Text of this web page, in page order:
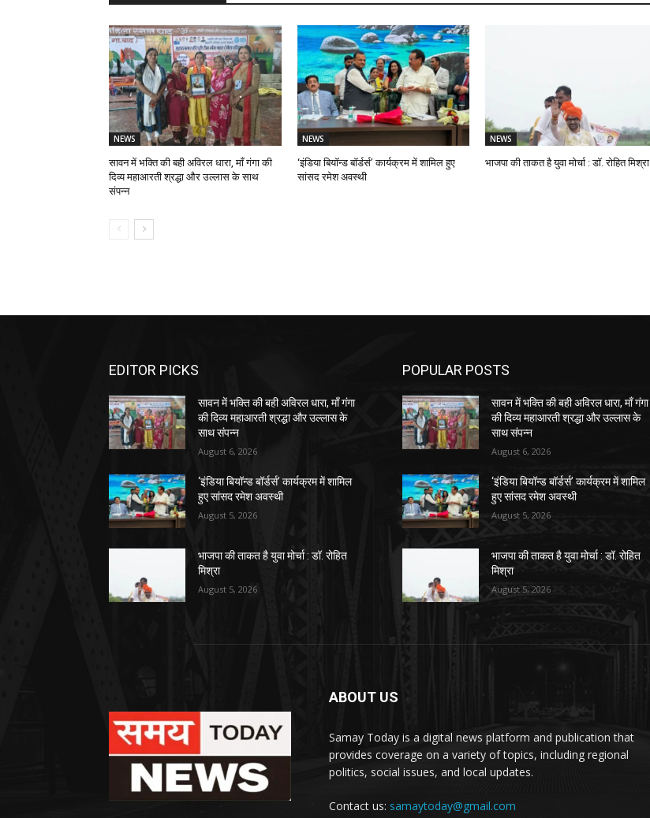
NEWS
सावन में भक्ति की बही अविरल धारा, माँ गंगा की
दिव्य महाआरती श्रद्धा और उल्लास के साथ
संपन्न
NEWS
‘इंडिया बियॉन्ड बॉर्डर्स’ कार्यक्रम में शामिल हुए
सांसद रमेश अवस्थी
NEWS
भाजपा की ताकत है युवा मोर्चा : डॉ. रोहित मिश्रा
EDITOR PICKS
सावन में भक्ति की बही अविरल धारा, माँ गंगा
की दिव्य महाआरती श्रद्धा और उल्लास के
साथ संपन्न
August 6, 2026
‘इंडिया बियॉन्ड बॉर्डर्स’ कार्यक्रम में शामिल
हुए सांसद रमेश अवस्थी
August 5, 2026
भाजपा की ताकत है युवा मोर्चा : डॉ. रोहित
मिश्रा
August 5, 2026
POPULAR POSTS
सावन में भक्ति की बही अविरल धारा, माँ गंगा
की दिव्य महाआरती श्रद्धा और उल्लास के
साथ संपन्न
August 6, 2026
‘इंडिया बियॉन्ड बॉर्डर्स’ कार्यक्रम में शामिल
हुए सांसद रमेश अवस्थी
August 5, 2026
भाजपा की ताकत है युवा मोर्चा : डॉ. रोहित
मिश्रा
August 5, 2026
ABOUT US
Samay Today is a digital news platform and publication that
provides coverage on a variety of topics, including regional
politics, social issues, and local updates.
Contact us: samaytoday@gmail.com